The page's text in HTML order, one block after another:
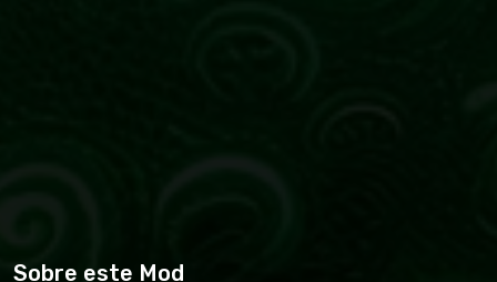
Sobre este Mod